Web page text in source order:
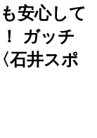
安心して
ガッチ
石井スポ